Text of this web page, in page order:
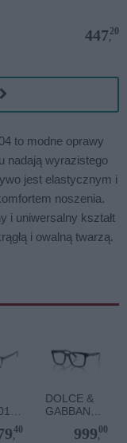
447,
20
to modne oprawy
nadają wyrazistego
jest elastycznym i
noszenia.
i uniwersalny kształt
i owalną twarzą.
,
40
DOLCE &
GABBANA
999,
00